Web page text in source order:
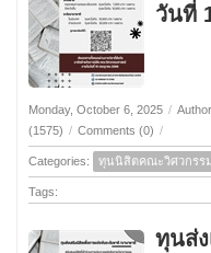
วันที่
Monday, October 6, 2025 /
(1575) / Comments (0) /
Categories: ทุนนิสิตคณะวิศวกรร
Tags:
ทุนส่